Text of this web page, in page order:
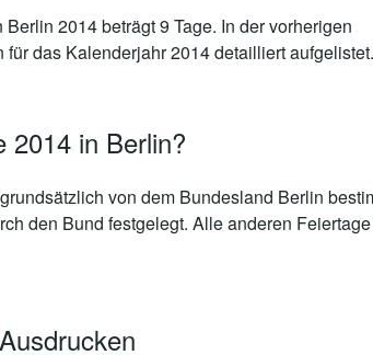
Berlin 2014 beträgt 9 Tage. In der vorherigen
das Kalenderjahr 2014 detailliert aufgelistet.
2014 in Berlin?
von dem Bundesland Berlin
den Bund festgelegt. Alle anderen